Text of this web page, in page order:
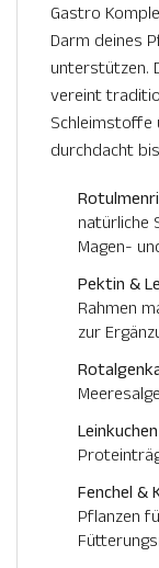
Gastro
Darm deines
unterstützen.
vereint
durchdacht
natürliche
Magen-
Pektin &
Rahmen
zur
Leinkuchen
Fenchel &
Pflanzen